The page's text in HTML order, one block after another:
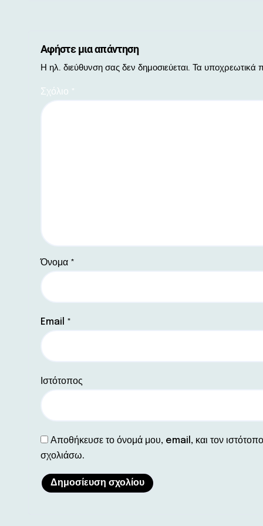
Αφήστε μια απάντηση
Η ηλ. διεύθυνση σας δεν δημοσιεύεται. Τα υποχρεωτικά
Σχόλιο *
Όνομα *
Email *
Ιστότοπος
Αποθήκευσε το όνομά μου, email, και τον
σχολιάσω.